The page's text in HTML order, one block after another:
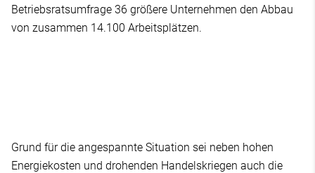
Betriebsratsumfrage 36 größere Unternehmen den Abbau
von zusammen 14.100 Arbeitsplätzen.
Grund für die angespannte Situation sei neben hohen
Energiekosten und drohenden Handelskriegen auch die